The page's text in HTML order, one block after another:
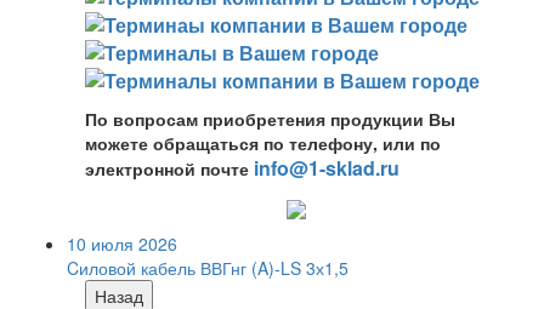
По вопросам приобретения продукции Вы
можете обращаться по телефону, или по
электронной почте info@1-sklad.ru
10 июля 2026
Cиловой кабель ВВГнг (A)-LS 3х1,5
Назад